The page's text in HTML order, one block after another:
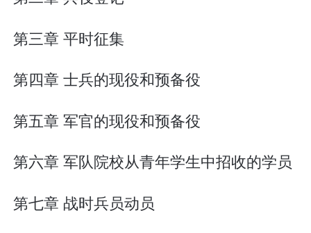
第三章 平时征集
第四章 士兵的现役和预备役
第五章 军官的现役和预备役
第六章 军队院校从青年学生中招收的学员
第七章 战时兵员动员